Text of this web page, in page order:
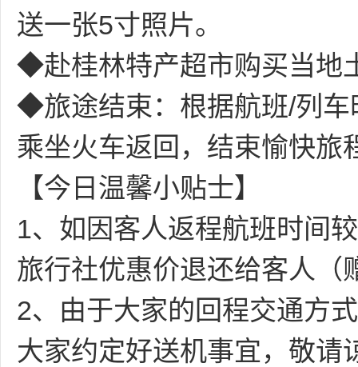
送一张5寸照片。
◆赴桂林特产超市购买当地
◆旅途结束：根据航班/列车
乘坐火车返回，结束愉快旅
【今日温馨小贴士】
1、如因客人返程航班时间
旅行社优惠价退还给客人（
2、由于大家的回程交通方
大家约定好送机事宜，敬请